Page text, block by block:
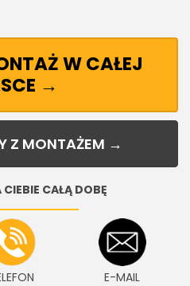
W CAŁEJ
→
Z MONTAŻEM →
CAŁĄ DOBĘ
E-MAIL